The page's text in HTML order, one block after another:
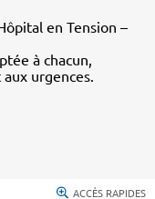
en Tension –
à chacun,
urgences.
ACCÈS RAPIDES